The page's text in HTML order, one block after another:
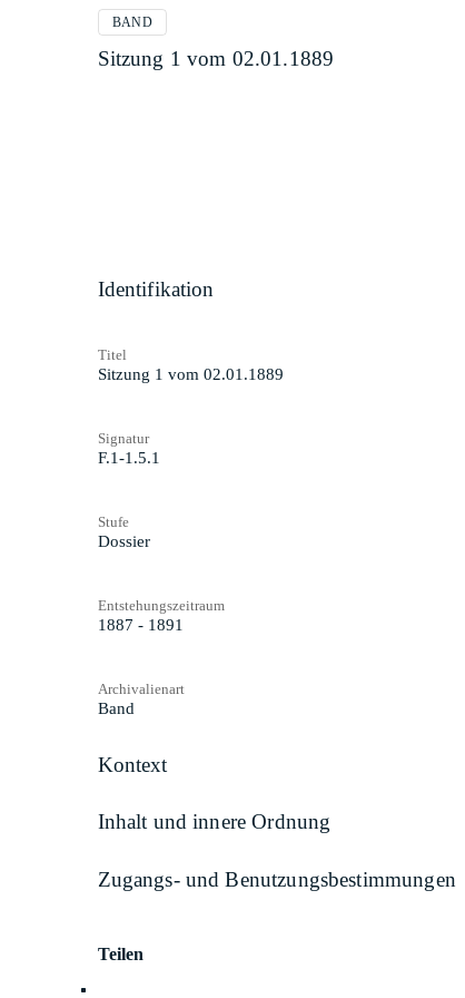
BAND
Sitzung 1 vom 02.01.1889
Identifikation
Titel
Sitzung 1 vom 02.01.1889
Signatur
F.1-1.5.1
Stufe
Dossier
Entstehungszeitraum
1887 - 1891
Archivalienart
Band
Kontext
Inhalt und innere Ordnung
Zugangs- und Benutzungsbestimmungen
Teilen